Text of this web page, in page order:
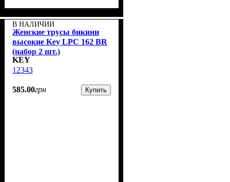
В НАЛИЧИИ
Женские трусы бикини
высокие Key LPC 162 BR
(набор 2 шт.)
KEY
12343
585.00грн Купить